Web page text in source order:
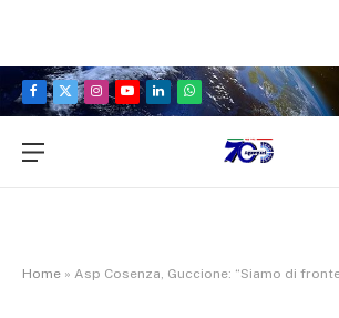
Facebook
X
Instagram
YouTubeLinkedInWhatsApp
Home » Asp Cosenza, Guccione: “Siamo di fronte a